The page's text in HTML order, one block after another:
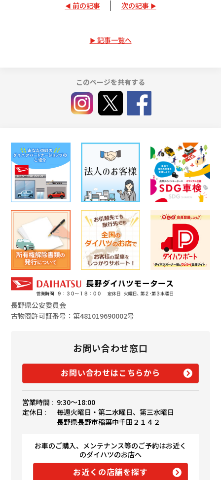
前の記事 次の記事
記事一覧へ
このページを共有する
長野県公安委員会
古物商許可証番号：第481019690002号
お問い合わせ窓口
お問い合わせはこちらから
営業時間 : 9:30〜18:00
定休日 :
毎週火曜日・第二水曜日、第三水曜日
長野県長野市稲葉中千田２１４２
お車のご購入、メンテナンス等のご予約はお近く
のダイハツのお店へ
お近くの店舗を探す